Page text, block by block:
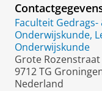
Faculteit
Onderwijskunde,
Onderwijskunde
Grote Rozenstraat
9712 TG
Nederland